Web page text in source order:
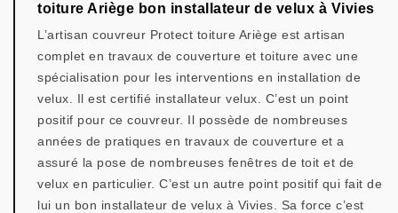
toiture Ariège bon installateur de velux à Vivies
L’artisan couvreur Protect toiture Ariège est artisan
complet en travaux de couverture et toiture avec une
spécialisation pour les interventions en installation de
velux. Il est certifié installateur velux. C’est un point
positif pour ce couvreur. Il possède de nombreuses
années de pratiques en travaux de couverture et a
assuré la pose de nombreuses fenêtres de toit et de
velux en particulier. C’est un autre point positif qui fait de
lui un bon installateur de velux à Vivies. Sa force c’est